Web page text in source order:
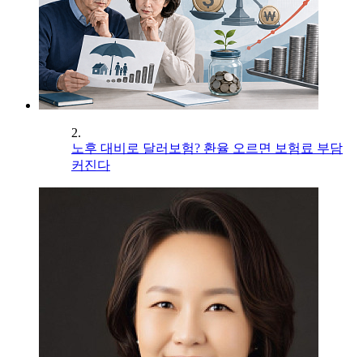
2.
노후 대비로 달러보험? 환율 오르면 보험료 부담
커진다